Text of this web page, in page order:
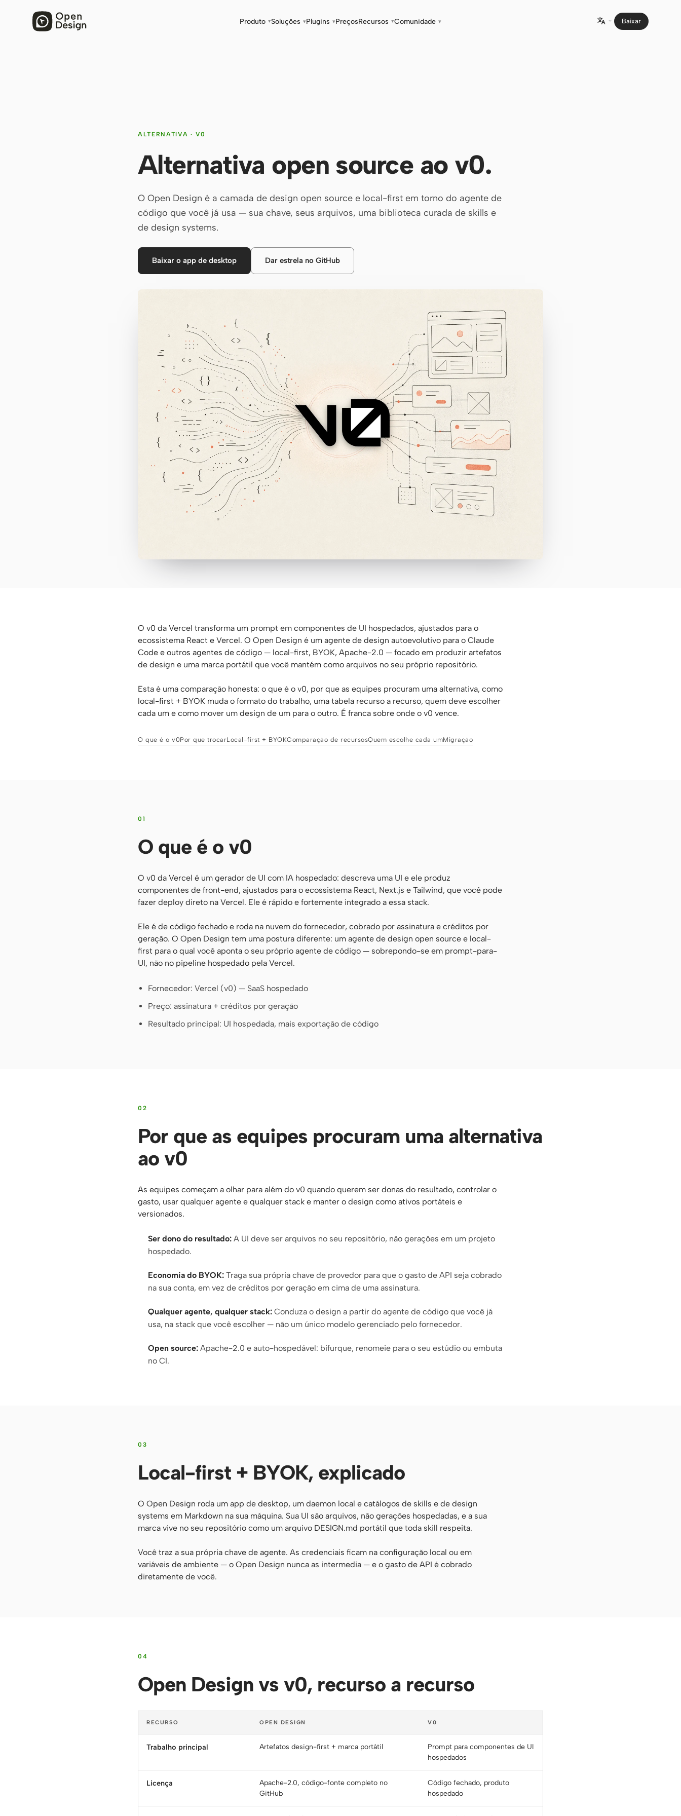
Produto ▾Soluções ▾Plugins ▾PreçosRecursos ▾Comunidade ▾  Baixar
ALTERNATIVA · V0
Alternativa open source ao v0.
O Open Design é a camada de design open source e local-first em torno do agente de
código que você já usa — sua chave, seus arquivos, uma biblioteca curada de skills e
de design systems.
Baixar o app de desktop Dar estrela no GitHub
O v0 da Vercel transforma um prompt em componentes de UI hospedados, ajustados para o
ecossistema React e Vercel. O Open Design é um agente de design autoevolutivo para o Claude
Code e outros agentes de código — local-first, BYOK, Apache-2.0 — focado em produzir artefatos
de design e uma marca portátil que você mantém como arquivos no seu próprio repositório.
Esta é uma comparação honesta: o que é o v0, por que as equipes procuram uma alternativa, como
local-first + BYOK muda o formato do trabalho, uma tabela recurso a recurso, quem deve escolher
cada um e como mover um design de um para o outro. É franca sobre onde o v0 vence.
O que é o v0Por que trocarLocal-first + BYOKComparação de recursosQuem escolhe cada umMigração
01
O que é o v0
O v0 da Vercel é um gerador de UI com IA hospedado: descreva uma UI e ele produz
componentes de front-end, ajustados para o ecossistema React, Next.js e Tailwind, que você pode
fazer deploy direto na Vercel. Ele é rápido e fortemente integrado a essa stack.
Ele é de código fechado e roda na nuvem do fornecedor, cobrado por assinatura e créditos por
geração. O Open Design tem uma postura diferente: um agente de design open source e local-
first para o qual você aponta o seu próprio agente de código — sobrepondo-se em prompt-para-
UI, não no pipeline hospedado pela Vercel.
Fornecedor: Vercel (v0) — SaaS hospedado
Preço: assinatura + créditos por geração
Resultado principal: UI hospedada, mais exportação de código
02
Por que as equipes procuram uma alternativa
ao v0
As equipes começam a olhar para além do v0 quando querem ser donas do resultado, controlar o
gasto, usar qualquer agente e qualquer stack e manter o design como ativos portáteis e
versionados.
Ser dono do resultado: A UI deve ser arquivos no seu repositório, não gerações em um projeto
hospedado.
Economia do BYOK: Traga sua própria chave de provedor para que o gasto de API seja cobrado
na sua conta, em vez de créditos por geração em cima de uma assinatura.
Qualquer agente, qualquer stack: Conduza o design a partir do agente de código que você já
usa, na stack que você escolher — não um único modelo gerenciado pelo fornecedor.
Open source: Apache-2.0 e auto-hospedável: bifurque, renomeie para o seu estúdio ou embuta
no CI.
03
Local-first + BYOK, explicado
O Open Design roda um app de desktop, um daemon local e catálogos de skills e de design
systems em Markdown na sua máquina. Sua UI são arquivos, não gerações hospedadas, e a sua
marca vive no seu repositório como um arquivo DESIGN.md portátil que toda skill respeita.
Você traz a sua própria chave de agente. As credenciais ficam na configuração local ou em
variáveis de ambiente — o Open Design nunca as intermedia — e o gasto de API é cobrado
diretamente de você.
04
Open Design vs v0, recurso a recurso
RECURSO OPEN DESIGN V0
Trabalho principal Artefatos design-first + marca portátil
Prompt para componentes de UI
hospedados
Licença
Apache-2.0, código-fonte completo no
GitHub
Código fechado, produto
hospedado